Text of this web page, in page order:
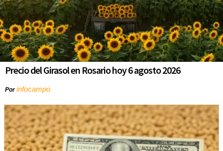
Precio del Girasol en Rosario hoy 6 agosto 2026
Porinfocampo